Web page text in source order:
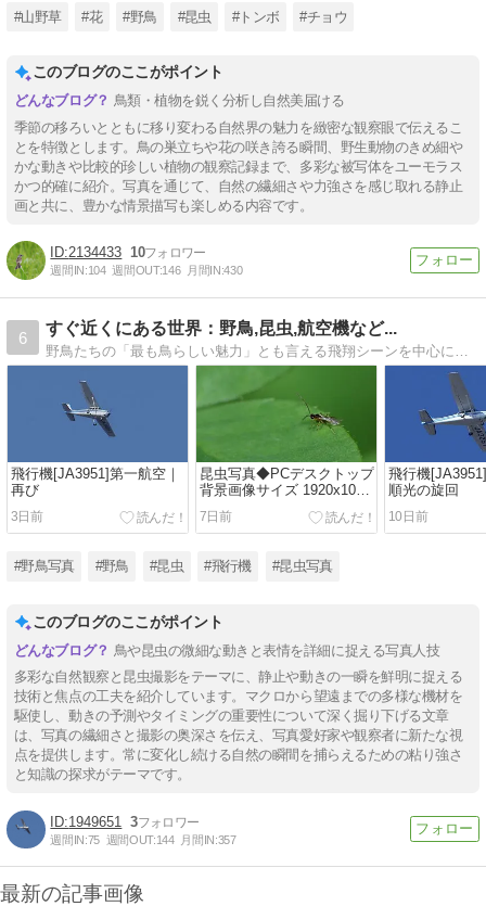
#山野草 #花 #野鳥 #昆虫 #トンボ #チョウ
このブログのここがポイント
鳥類・植物を鋭く分析し自然美届ける
季節の移ろいとともに移り変わる自然界の魅力を緻密な観察眼で伝えるこ
とを特徴とします。鳥の巣立ちや花の咲き誇る瞬間、野生動物のきめ細や
かな動きや比較的珍しい植物の観察記録まで、多彩な被写体をユーモラス
かつ的確に紹介。写真を通じて、自然の繊細さや力強さを感じ取れる静止
画と共に、豊かな情景描写も楽しめる内容です。
2134433 10
週間IN:104 週間OUT:146 月間IN:430
6
すぐ近くにある世界：野鳥,昆虫,航空機など...
飛行機[JA3951]第一航空｜
再び
3日前
昆虫写真◆PCデスクトップ
背景画像サイズ 1920x1080
( Full HD )
7日前
飛行機
順光の旋回
10日前
#野鳥写真 #野鳥 #昆虫 #飛行機 #昆虫写真
このブログのここがポイント
鳥や昆虫の微細な動きと表情を詳細に捉える写真人技
多彩な自然観察と昆虫撮影をテーマに、静止や動きの一瞬を鮮明に捉える
技術と焦点の工夫を紹介しています。マクロから望遠までの多様な機材を
駆使し、動きの予測やタイミングの重要性について深く掘り下げる文章
は、写真の繊細さと撮影の奥深さを伝え、写真愛好家や観察者に新たな視
点を提供します。常に変化し続ける自然の瞬間を捕らえるための粘り強さ
と知識の探求がテーマです。
1949651 3
週間IN:75 週間OUT:144 月間IN:357
最新の記事画像